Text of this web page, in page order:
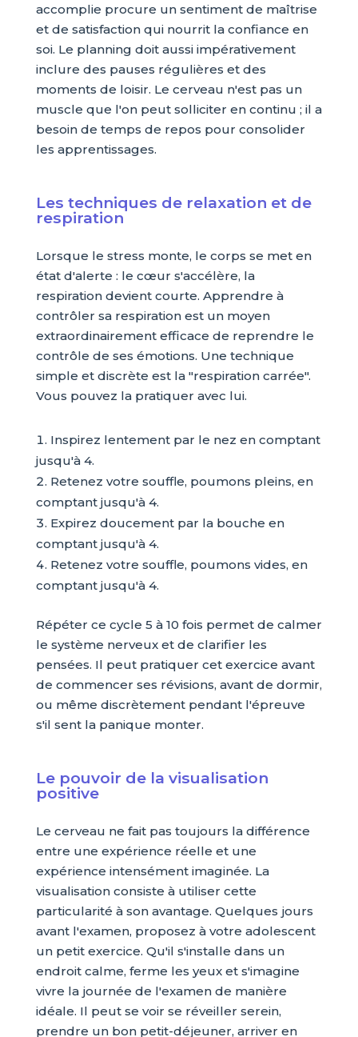
accomplie procure un sentiment de maîtrise
et de satisfaction qui nourrit la confiance en
soi. Le planning doit aussi impérativement
inclure des pauses régulières et des
moments de loisir. Le cerveau n'est pas un
muscle que l'on peut solliciter en continu ; il a
besoin de temps de repos pour consolider
les apprentissages.
Les techniques de relaxation et de
respiration
Lorsque le stress monte, le corps se met en
état d'alerte : le cœur s'accélère, la
respiration devient courte. Apprendre à
contrôler sa respiration est un moyen
extraordinairement efficace de reprendre le
contrôle de ses émotions. Une technique
simple et discrète est la "respiration carrée".
Vous pouvez la pratiquer avec lui.
Inspirez lentement par le nez en comptant
jusqu'à 4.
Retenez votre souffle, poumons pleins, en
comptant jusqu'à 4.
Expirez doucement par la bouche en
comptant jusqu'à 4.
Retenez votre souffle, poumons vides, en
comptant jusqu'à 4.
Répéter ce cycle 5 à 10 fois permet de calmer
le système nerveux et de clarifier les
pensées. Il peut pratiquer cet exercice avant
de commencer ses révisions, avant de dormir,
ou même discrètement pendant l'épreuve
s'il sent la panique monter.
Le pouvoir de la visualisation
positive
Le cerveau ne fait pas toujours la différence
entre une expérience réelle et une
expérience intensément imaginée. La
visualisation consiste à utiliser cette
particularité à son avantage. Quelques jours
avant l'examen, proposez à votre adolescent
un petit exercice. Qu'il s'installe dans un
endroit calme, ferme les yeux et s'imagine
vivre la journée de l'examen de manière
idéale. Il peut se voir se réveiller serein,
prendre un bon petit-déjeuner, arriver en